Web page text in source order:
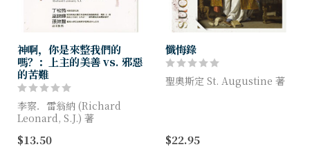
神啊，你是來整我們的
嗎？：上主的美善 vs. 邪惡
的苦難
李察．雷翁納 (Richard
Leonard, S.J.) 著
上主的美善vs邪惡的苦難！為
$13.50
懺悔錄
聖奧斯定 St. Augustine 著
$22.95